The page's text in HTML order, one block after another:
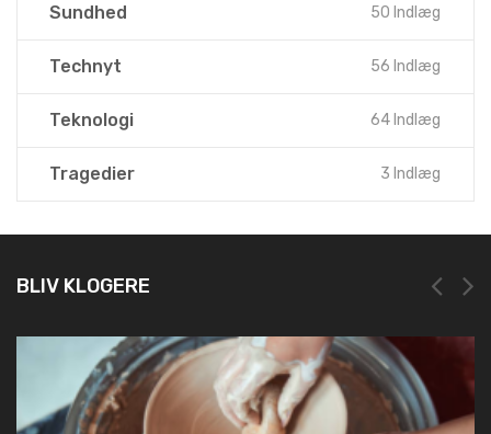
Sundhed 50 Indlæg
Technyt 56 Indlæg
Teknologi 64 Indlæg
Tragedier 3 Indlæg
BLIV KLOGERE
NEM
19. marts